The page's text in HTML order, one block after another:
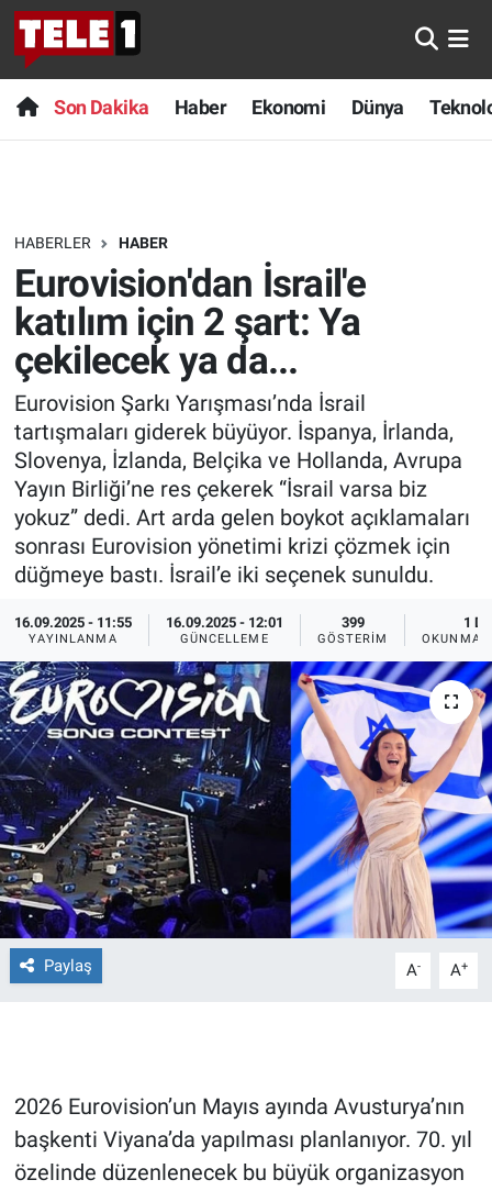
Son Dakika Haber Ekonomi Dünya
HABERLER HABER
Eurovision'dan İsrail'e
katılım için 2 şart: Ya
çekilecek ya da...
Eurovision Şarkı Yarışması’nda İsrail
tartışmaları giderek büyüyor. İspanya, İrlanda,
Slovenya, İzlanda, Belçika ve Hollanda, Avrupa
Yayın Birliği’ne res çekerek “İsrail varsa biz
yokuz” dedi. Art arda gelen boykot açıklamaları
sonrası Eurovision yönetimi krizi çözmek için
düğmeye bastı. İsrail’e iki seçenek sunuldu.
16.09.2025 - 11:55
YAYINLANMA
16.09.2025 - 12:01
GÜNCELLEME
399
GÖSTERIM
1 DK
OKUNMA
Paylaş A- A+
2026 Eurovision’un Mayıs ayında Avusturya’nın
başkenti Viyana’da yapılması planlanıyor. 70. yıl
özelinde düzenlenecek bu büyük organizasyon
Anında Manşet
Başka Sohbetler
Bilim turu
Bilim ve Teknoloji Evreni
Doğa Konuşuyor
Dünya
Ege Saati
Ege'den Esintiler
Eğitim
Eğlence
Ekonomi
Forum
Gerçeğin İzinde
Gün Başlıyor
Gün Bitiyor
Gün Ortası
Günün görüntüsü
Haber
Son Dakika
Haber
Dünya
Teknoloji
Sağlık
Spor
Yayın Akışı
İletişim
Nöbetçi Eczaneler
Hava Durumu
Trafik Durumu
Süper Lig Puan Durumu ve Fikstür
Tüm Manşetler
Son Dakika Haberleri
Haber Arşivi